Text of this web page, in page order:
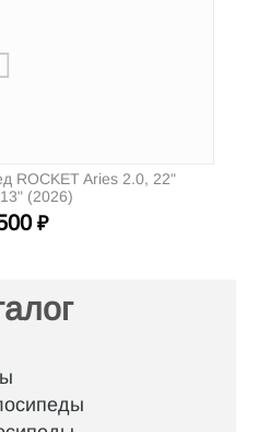
ROCKET Aries 2.0, 22"
(2026)
₽